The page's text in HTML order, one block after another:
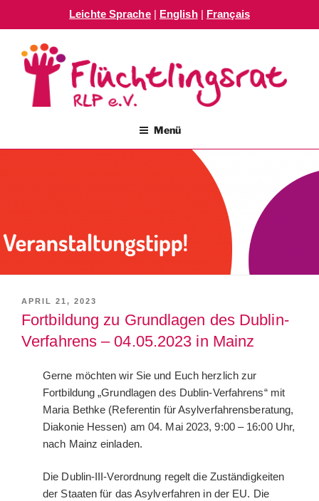
Leichte Sprache| English| Français
Inhalt
springen
FLÜCHTLINGSRAT RLP E.V.
Menü
VERÖFFENTLICHT
AM
APRIL 21, 2023
Fortbildung zu Grundlagen des Dublin-
Verfahrens – 04.05.2023 in Mainz
Gerne möchten wir Sie und Euch herzlich zur
Fortbildung „Grundlagen des Dublin-Verfahrens“ mit
Maria Bethke (Referentin für Asylverfahrensberatung,
Diakonie Hessen) am 04. Mai 2023, 9:00 – 16:00 Uhr,
nach Mainz einladen.
Die Dublin-III-Verordnung regelt die Zuständigkeiten
der Staaten für das Asylverfahren in der EU. Die